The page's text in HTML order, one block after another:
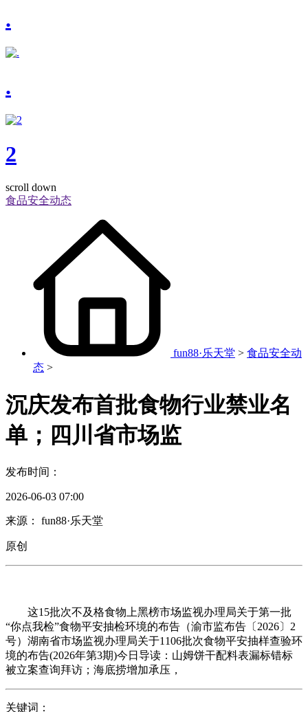
.
.
2
scroll down
食品安全动态
fun88·乐天堂 > 食品安全动
态 >
沉庆发布首批食物行业禁业名
单；四川省市场监
发布时间：
2026-06-03 07:00
来源： fun88·乐天堂
原创
这15批次不及格食物上黑榜市场监视办理局关于第一批
“你点我检”食物平安抽检环境的布告（渝市监布告〔2026〕2
号）湖南省市场监视办理局关于1106批次食物平安抽样查验环
境的布告(2026年第3期)今日导读：山姆饼干配料表漏标错标
被立案查询拜访；海底捞增加承压，
关键词：